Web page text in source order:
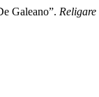
Galeano”. Religare